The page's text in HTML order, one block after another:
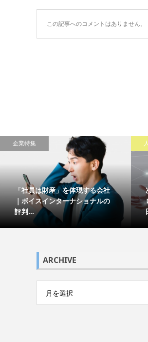
この記事へのコメントはありません。
企業特集
「社員は財産」を体現する会社
｜ボイスインターナショナルの
評判...
ARCHIVE
月を選択